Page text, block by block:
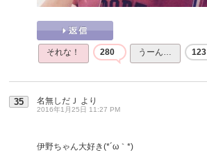
それな！ 280 うーん… 123
35 名無しだＪ より
2016年1月25日 11:27 PM
伊野ちゃん大好き(*´ω｀*)